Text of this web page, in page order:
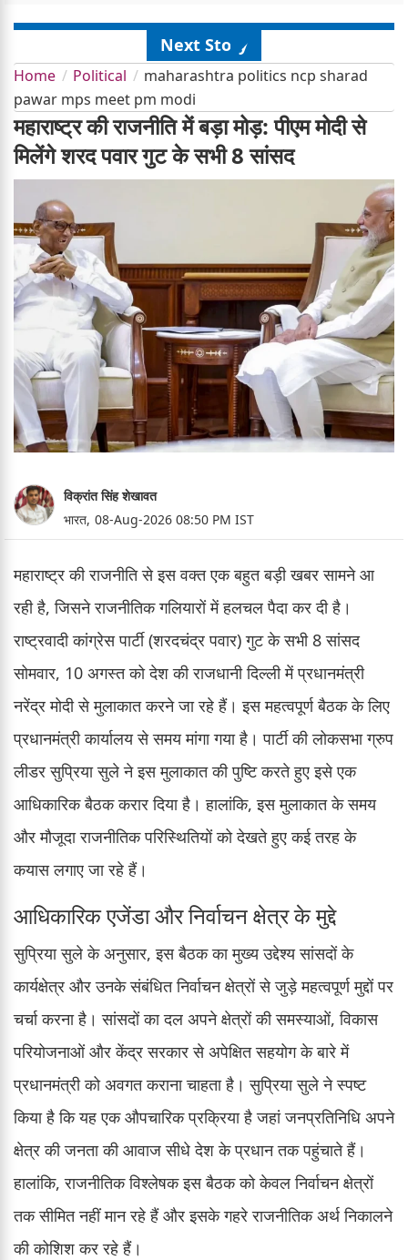
Next Story
Home Political
maharashtra politics ncp sharad
pawar mps meet pm modi
महाराष्ट्र की राजनीति में बड़ा मोड़: पीएम मोदी से
मिलेंगे शरद पवार गुट के सभी 8 सांसद
विक्रांत सिंह शेखावत
भारत, 08-Aug-2026 08:50 PM IST
महाराष्ट्र की राजनीति से इस वक्त एक बहुत बड़ी खबर सामने आ
रही है, जिसने राजनीतिक गलियारों में हलचल पैदा कर दी है।
राष्ट्रवादी कांग्रेस पार्टी (शरदचंद्र पवार) गुट के सभी 8 सांसद
सोमवार, 10 अगस्त को देश की राजधानी दिल्ली में प्रधानमंत्री
नरेंद्र मोदी से मुलाकात करने जा रहे हैं। इस महत्वपूर्ण बैठक के लिए
प्रधानमंत्री कार्यालय से समय मांगा गया है। पार्टी की लोकसभा ग्रुप
लीडर सुप्रिया सुले ने इस मुलाकात की पुष्टि करते हुए इसे एक
आधिकारिक बैठक करार दिया है। हालांकि, इस मुलाकात के समय
और मौजूदा राजनीतिक परिस्थितियों को देखते हुए कई तरह के
कयास लगाए जा रहे हैं।
आधिकारिक एजेंडा और निर्वाचन क्षेत्र के मुद्दे
सुप्रिया सुले के अनुसार, इस बैठक का मुख्य उद्देश्य सांसदों के
कार्यक्षेत्र और उनके संबंधित निर्वाचन क्षेत्रों से जुड़े महत्वपूर्ण मुद्दों पर
चर्चा करना है। सांसदों का दल अपने क्षेत्रों की समस्याओं, विकास
परियोजनाओं और केंद्र सरकार से अपेक्षित सहयोग के बारे में
प्रधानमंत्री को अवगत कराना चाहता है। सुप्रिया सुले ने स्पष्ट
किया है कि यह एक औपचारिक प्रक्रिया है जहां जनप्रतिनिधि अपने
क्षेत्र की जनता की आवाज सीधे देश के प्रधान तक पहुंचाते हैं।
हालांकि, राजनीतिक विश्लेषक इस बैठक को केवल निर्वाचन क्षेत्रों
तक सीमित नहीं मान रहे हैं और इसके गहरे राजनीतिक अर्थ निकालने
की कोशिश कर रहे हैं।